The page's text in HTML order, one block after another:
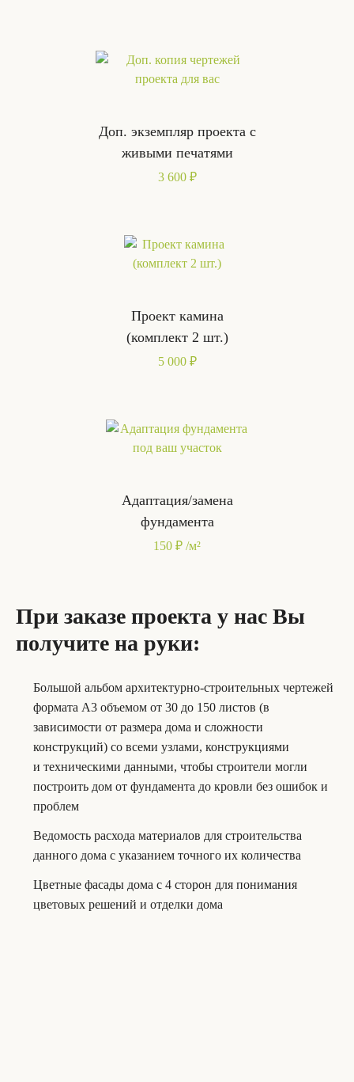
Доп. экземпляр проекта с
живыми печатями
3 600 ₽
Проект камина
(комплект 2 шт.)
5 000 ₽
Адаптация/замена
фундамента
150 ₽ /м²
При заказе проекта у нас Вы
получите на руки:
Большой альбом архитектурно-строительных чертежей
формата А3 объемом от 30 до 150 листов (в
зависимости от размера дома и сложности
конструкций) со всеми узлами, конструкциями
и техническими данными, чтобы строители могли
построить дом от фундамента до кровли без ошибок и
проблем
Ведомость расхода материалов для строительства
данного дома с указанием точного их количества
Цветные фасады дома с 4 сторон для понимания
цветовых решений и отделки дома